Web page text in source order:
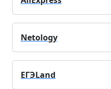
Netology
ЕГЭLand